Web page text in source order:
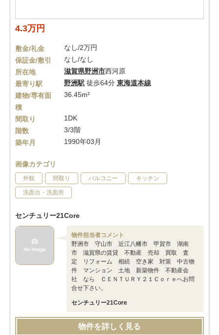
4.3万円
敷金/礼金
なし/2万円
保証金/敷引
なし/なし
所在地
滋賀県野洲市西河原
最寄り駅
野洲駅 徒歩64分 東海道本線
建物/専有面
積
36.45m²
間取り
1DK
階数
3/3階
築年月
1990年03月
画像カテゴリ
外観 間取り バルコニー キッチン
洗面台・洗面所
センチュリー21Core
物件担当者コメント
野洲市 守山市 近江八幡市 甲賀市 湖南
市 滋賀県の賃貸 不動産 売却 買取 査
定 リフォーム 相続 空き家 対策 中古物
件 マンション 土地 新築物件 不動産会
社 なら ＣＥＮＴＵＲＹ２１Ｃｏｒｅへお問
合せ下さい。
センチュリー21Core
物件を詳しく見る